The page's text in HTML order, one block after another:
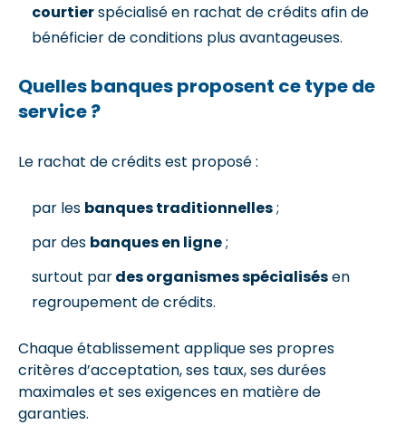
courtierspécialisé en rachat de crédits afin de
bénéficier de conditions plus avantageuses.
Quelles banques proposent ce type de
service ?
Le rachat de crédits est proposé :
par les banques traditionnelles;
par des banques en ligne;
surtout pardes organismes spécialisésen
regroupement de crédits.
Chaque établissement applique ses propres
critères d’acceptation, ses taux, ses durées
maximales et ses exigences en matière de
garanties.